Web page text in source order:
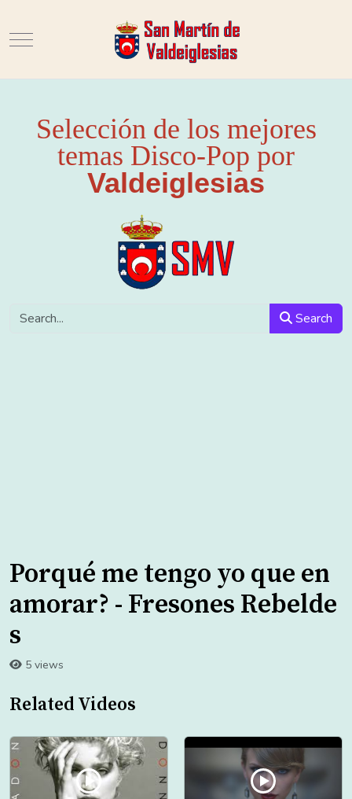
Mobile Menu Toggle
Selección de los mejores
temas Disco-Pop por
Valdeiglesias
Search
Porqué me tengo yo que en
amorar? - Fresones Rebelde
s
5 views
Related Videos